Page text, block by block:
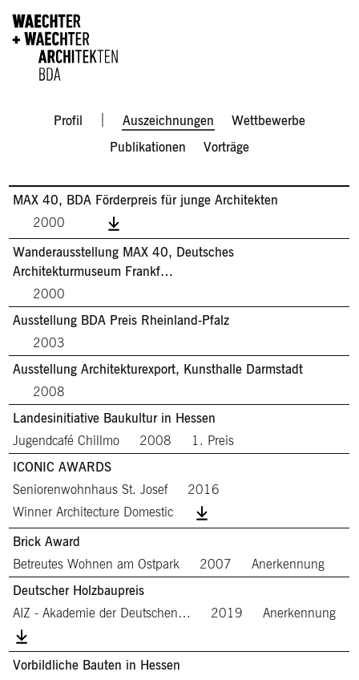
Profil Auszeichnungen
Wettbewerbe
Publikationen
Vorträge
MAX 40, BDA Förderpreis für junge Architekten
2000
Wanderausstellung MAX 40, Deutsches
Architekturmuseum Frankf…
2000
Ausstellung BDA Preis Rheinland-Pfalz
2003
Ausstellung Architekturexport, Kunsthalle Darmstadt
2008
Landesinitiative Baukultur in Hessen
Jugendcafé Chillmo
2008
1. Preis
ICONIC AWARDS
Seniorenwohnhaus St. Josef
2016
Winner Architecture Domestic
Brick Award
Betreutes Wohnen am Ostpark
2007
Anerkennung
Deutscher Holzbaupreis
AIZ - Akademie der Deutschen…
2019 Anerkennung
Vorbildliche Bauten in Hessen